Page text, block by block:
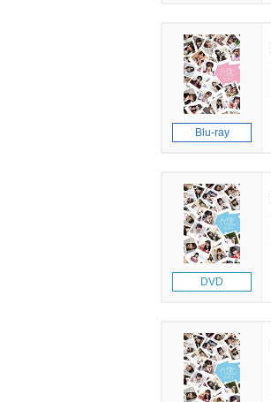
Blu-ray
DVD